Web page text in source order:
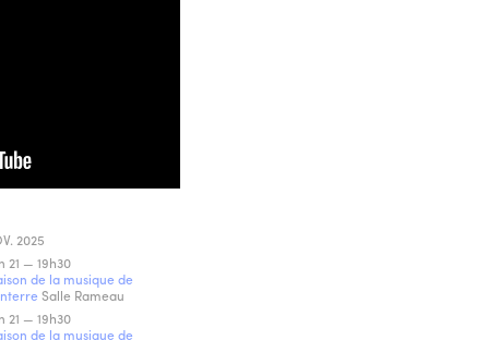
2025
21 — 19h30
de la musique de
Salle Rameau
21 — 19h30
de la musique de